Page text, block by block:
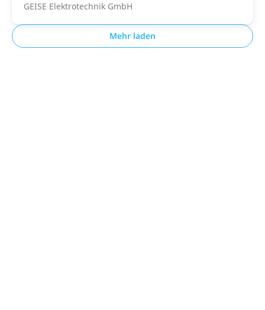
GEISE Elektrotechnik GmbH
Mehr laden